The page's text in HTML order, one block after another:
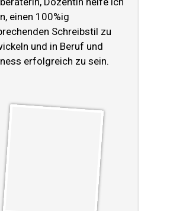
einen 100%ig
Schreibstil zu
und in Beruf und
erfolgreich zu sein.